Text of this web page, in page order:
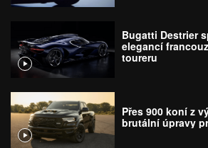
Bugatti Destrier
elegancí
toureru
Přes 900 koní z
brutální úpravy